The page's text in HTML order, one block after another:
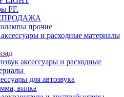
FF.
прочие
и расходные материалы
аксессуары и расходные
для автозвука
вилка